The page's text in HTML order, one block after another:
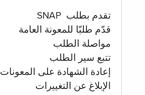
تقدم بطلب SNAP
قدّم طلبّا للمعونة العامة
مواصلة الطلب
تتبع سير الطلب
إعادة الشهادة على المعونات
الإبلاغ عن التغييرات